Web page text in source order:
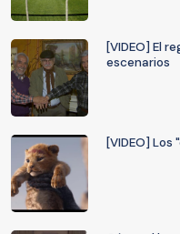
[VIDEO] El
escenarios
[VIDEO]